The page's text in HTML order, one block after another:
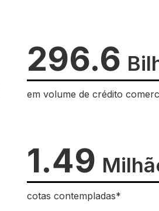
296.6
em volume de crédito
1.49
cotas contempladas*